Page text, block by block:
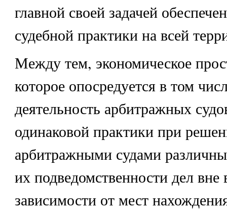
главной своей задачей
судебной практики на всей
Между тем, экономическое
которое опосредуется в том
деятельность арбитражных
одинаковой практики при
арбитражными судами
их подведомственности дел вне
зависимости от мест